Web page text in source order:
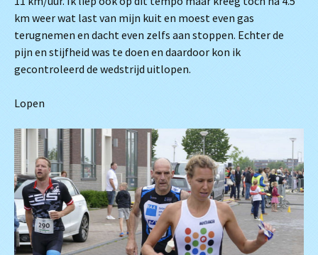
km weer wat last van mijn kuit en moest even gas
terugnemen en dacht even zelfs aan stoppen. Echter de
pijn en stijfheid was te doen en daardoor kon ik
gecontroleerd de wedstrijd uitlopen.
Lopen